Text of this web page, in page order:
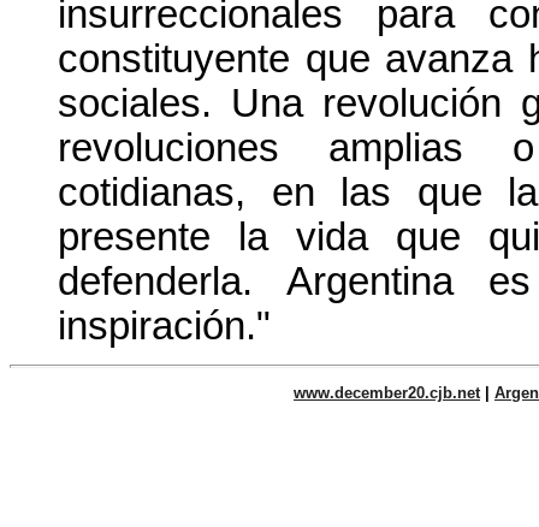
insurreccionales para
constituyente que avanza
sociales. Una revolución
revoluciones amplias
cotidianas, en las que
presente la vida que
defenderla. Argentina
inspiración."
www.december20.cjb.net|